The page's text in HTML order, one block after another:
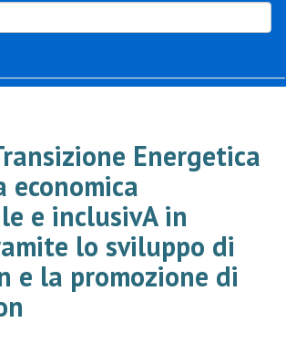
Energetica
economica
e inclusivA in
lo sviluppo di
e la promozione di